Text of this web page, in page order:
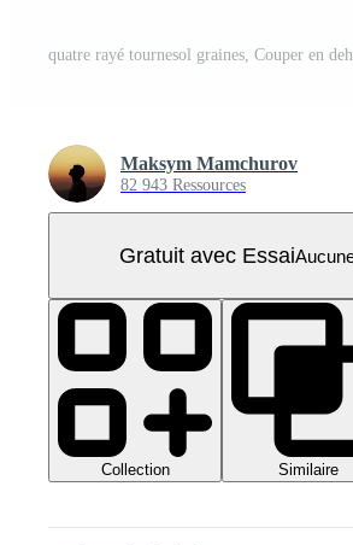
Maksym Mamchurov
82 943 Ressources
Gratuit avec Essai
Collection Similaire